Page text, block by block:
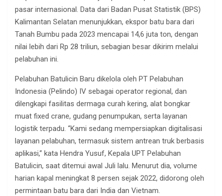
pasar internasional. Data dari Badan Pusat Statistik (BPS)
Kalimantan Selatan menunjukkan, ekspor batu bara dari
Tanah Bumbu pada 2023 mencapai 14,6 juta ton, dengan
nilai lebih dari Rp 28 triliun, sebagian besar dikirim melalui
pelabuhan ini.
Pelabuhan Batulicin Baru dikelola oleh PT Pelabuhan
Indonesia (Pelindo) IV sebagai operator regional, dan
dilengkapi fasilitas dermaga curah kering, alat bongkar
muat fixed crane, gudang penumpukan, serta layanan
logistik terpadu. “Kami sedang mempersiapkan digitalisasi
layanan pelabuhan, termasuk sistem antrean truk berbasis
aplikasi,” kata Hendra Yusuf, Kepala UPT Pelabuhan
Batulicin, saat ditemui awal Juli lalu. Menurut dia, volume
harian kapal meningkat 8 persen sejak 2022, didorong oleh
permintaan batu bara dari India dan Vietnam.